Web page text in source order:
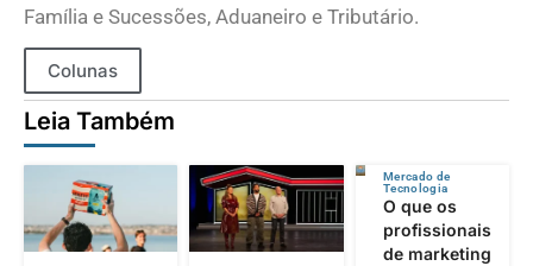
Família e Sucessões, Aduaneiro e Tributário.
Colunas
Leia Também
Mercado de
Tecnologia
O que os
profissionais
de marketing